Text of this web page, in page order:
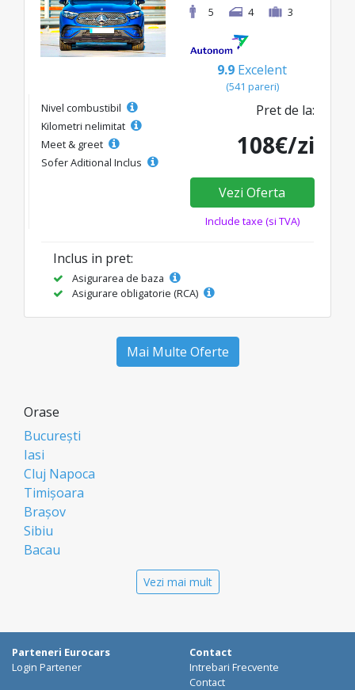
5
4 3
9.9 Excelent
(541 pareri)
Nivel combustibil
Kilometri nelimitat
Meet & greet
Sofer Aditional Inclus
Pret de la:
108€/zi
Vezi Oferta
Include taxe (si TVA)
Inclus in pret:
Asigurarea de baza
Asigurare obligatorie (RCA)
Mai Multe Oferte
Orase
București
Iasi
Cluj Napoca
Timișoara
Brașov
Sibiu
Bacau
Galati
Suceava
Vezi mai mult
Parteneri Eurocars
Login Partener
Contact
Intrebari Frecvente
Contact